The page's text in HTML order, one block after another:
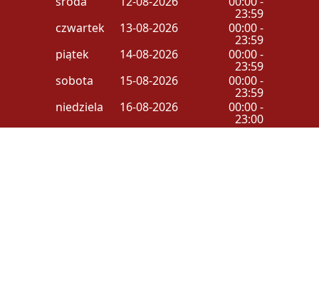
23:59
czwartek
13-08-2026 00:00 -
23:59
piątek
14-08-2026 00:00 -
23:59
sobota
15-08-2026 00:00 -
23:59
niedziela
16-08-2026 00:00 -
23:00